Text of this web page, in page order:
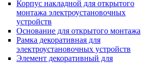
Корпус накладной для открытого
монтажа электроустановочных
устройств
Основание для открытого монтажа
Рамка декоративная для
электроустановочных устройств
Элемент декоративный для